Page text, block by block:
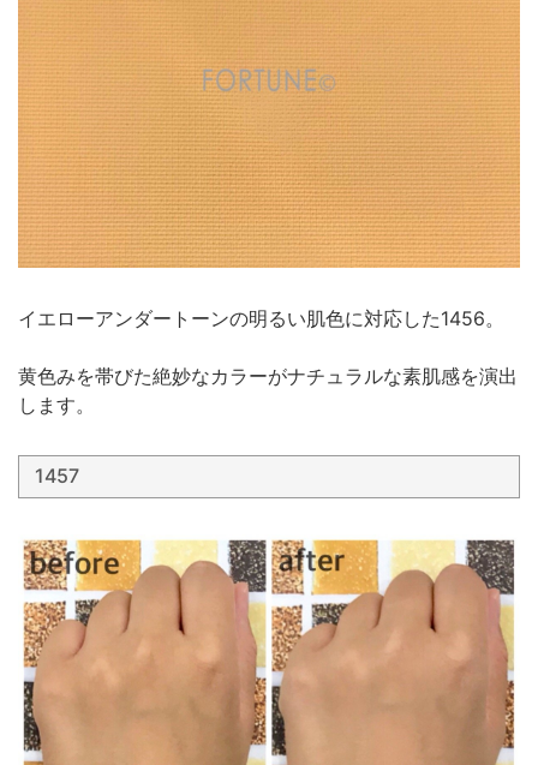
イエローアンダートーンの明るい肌色に対応した1456。
黄色みを帯びた絶妙なカラーがナチュラルな素肌感を演出
します。
1457